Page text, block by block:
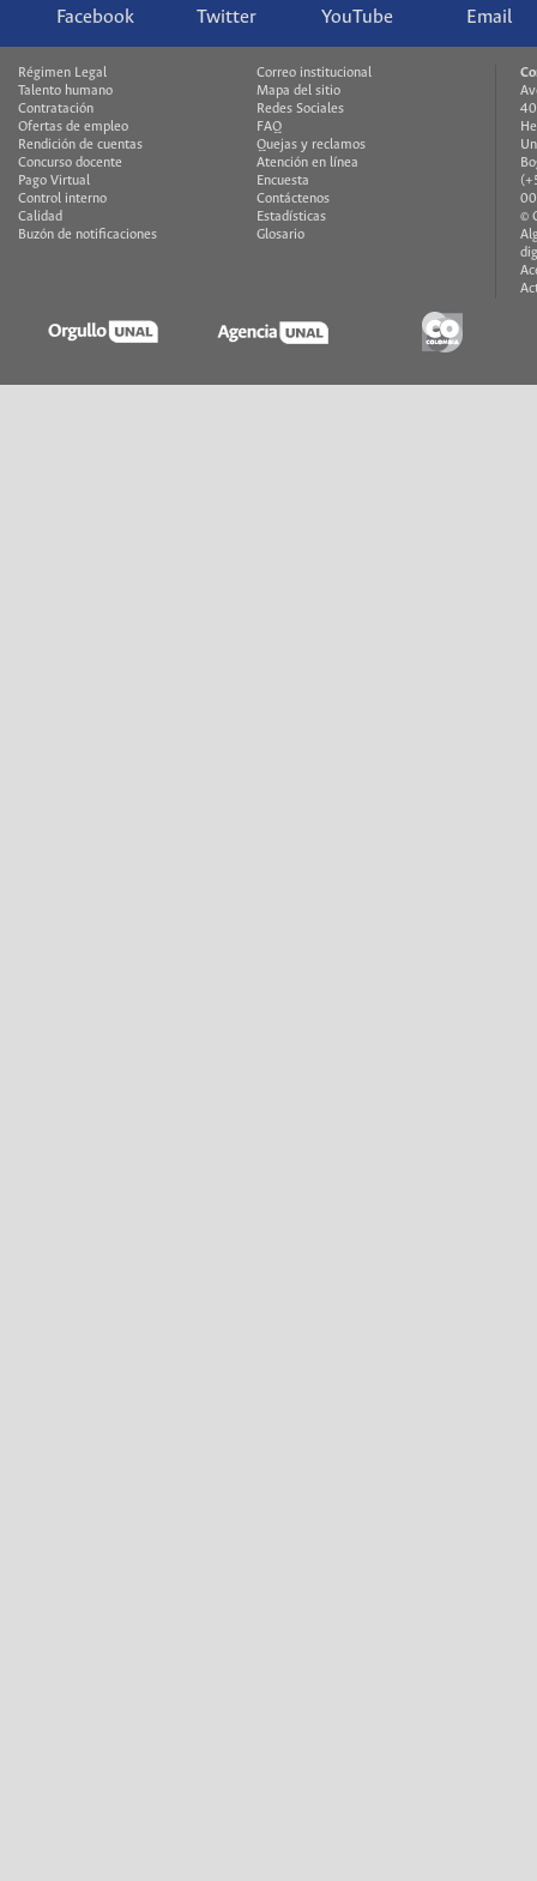
Facebook Twitter YouTube Email
Régimen Legal
Talento humano
Contratación
Ofertas de empleo
Rendición de cuentas
Concurso docente
Pago Virtual
Control interno
Calidad
Buzón de notificaciones
Correo institucional
Mapa del sitio
Redes Sociales
FAQ
Quejas y reclamos
Atención en línea
Encuesta
Contáctenos
Estadísticas
Glosario
©